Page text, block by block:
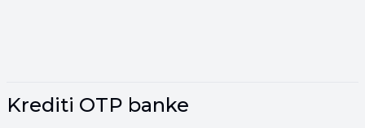
Krediti OTP banke